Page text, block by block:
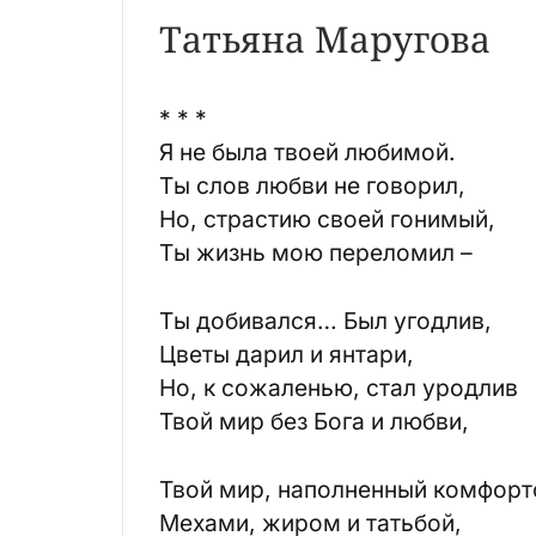
Татьяна Маругова
* * *
Я не была твоей любимой.
Ты слов любви не говорил,
Но, страстию своей гонимый,
Ты жизнь мою переломил –
Ты добивался… Был угодлив,
Цветы дарил и янтари,
Но, к сожаленью, стал уродлив
Твой мир без Бога и любви,
Твой мир, наполненный
Мехами, жиром и татьбой,